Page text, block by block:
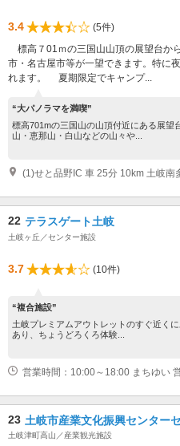
3.4
(5件)
標高７01ｍの三国山山頂の展望台か
市・名古屋市等が一望できます。特に
れます。 夏期限定でキャンプ...
“大パノラマを満喫”
標高701mの三国山の山頂付近にある展望
山・恵那山・白山などの山々や...
(1)せと品野IC 車 25分 10km 土岐南
22 テラスゲート土岐
土岐ヶ丘／センター施設
3.7 (10件)
“複合施設”
土岐プレミアムアウトレットのすぐ近く
あり、ちょうどろくろ体験...
営業時間：10:00～18:00 まちゆい
23 土岐市産業文化振興センター
土岐津町高山／産業観光施設